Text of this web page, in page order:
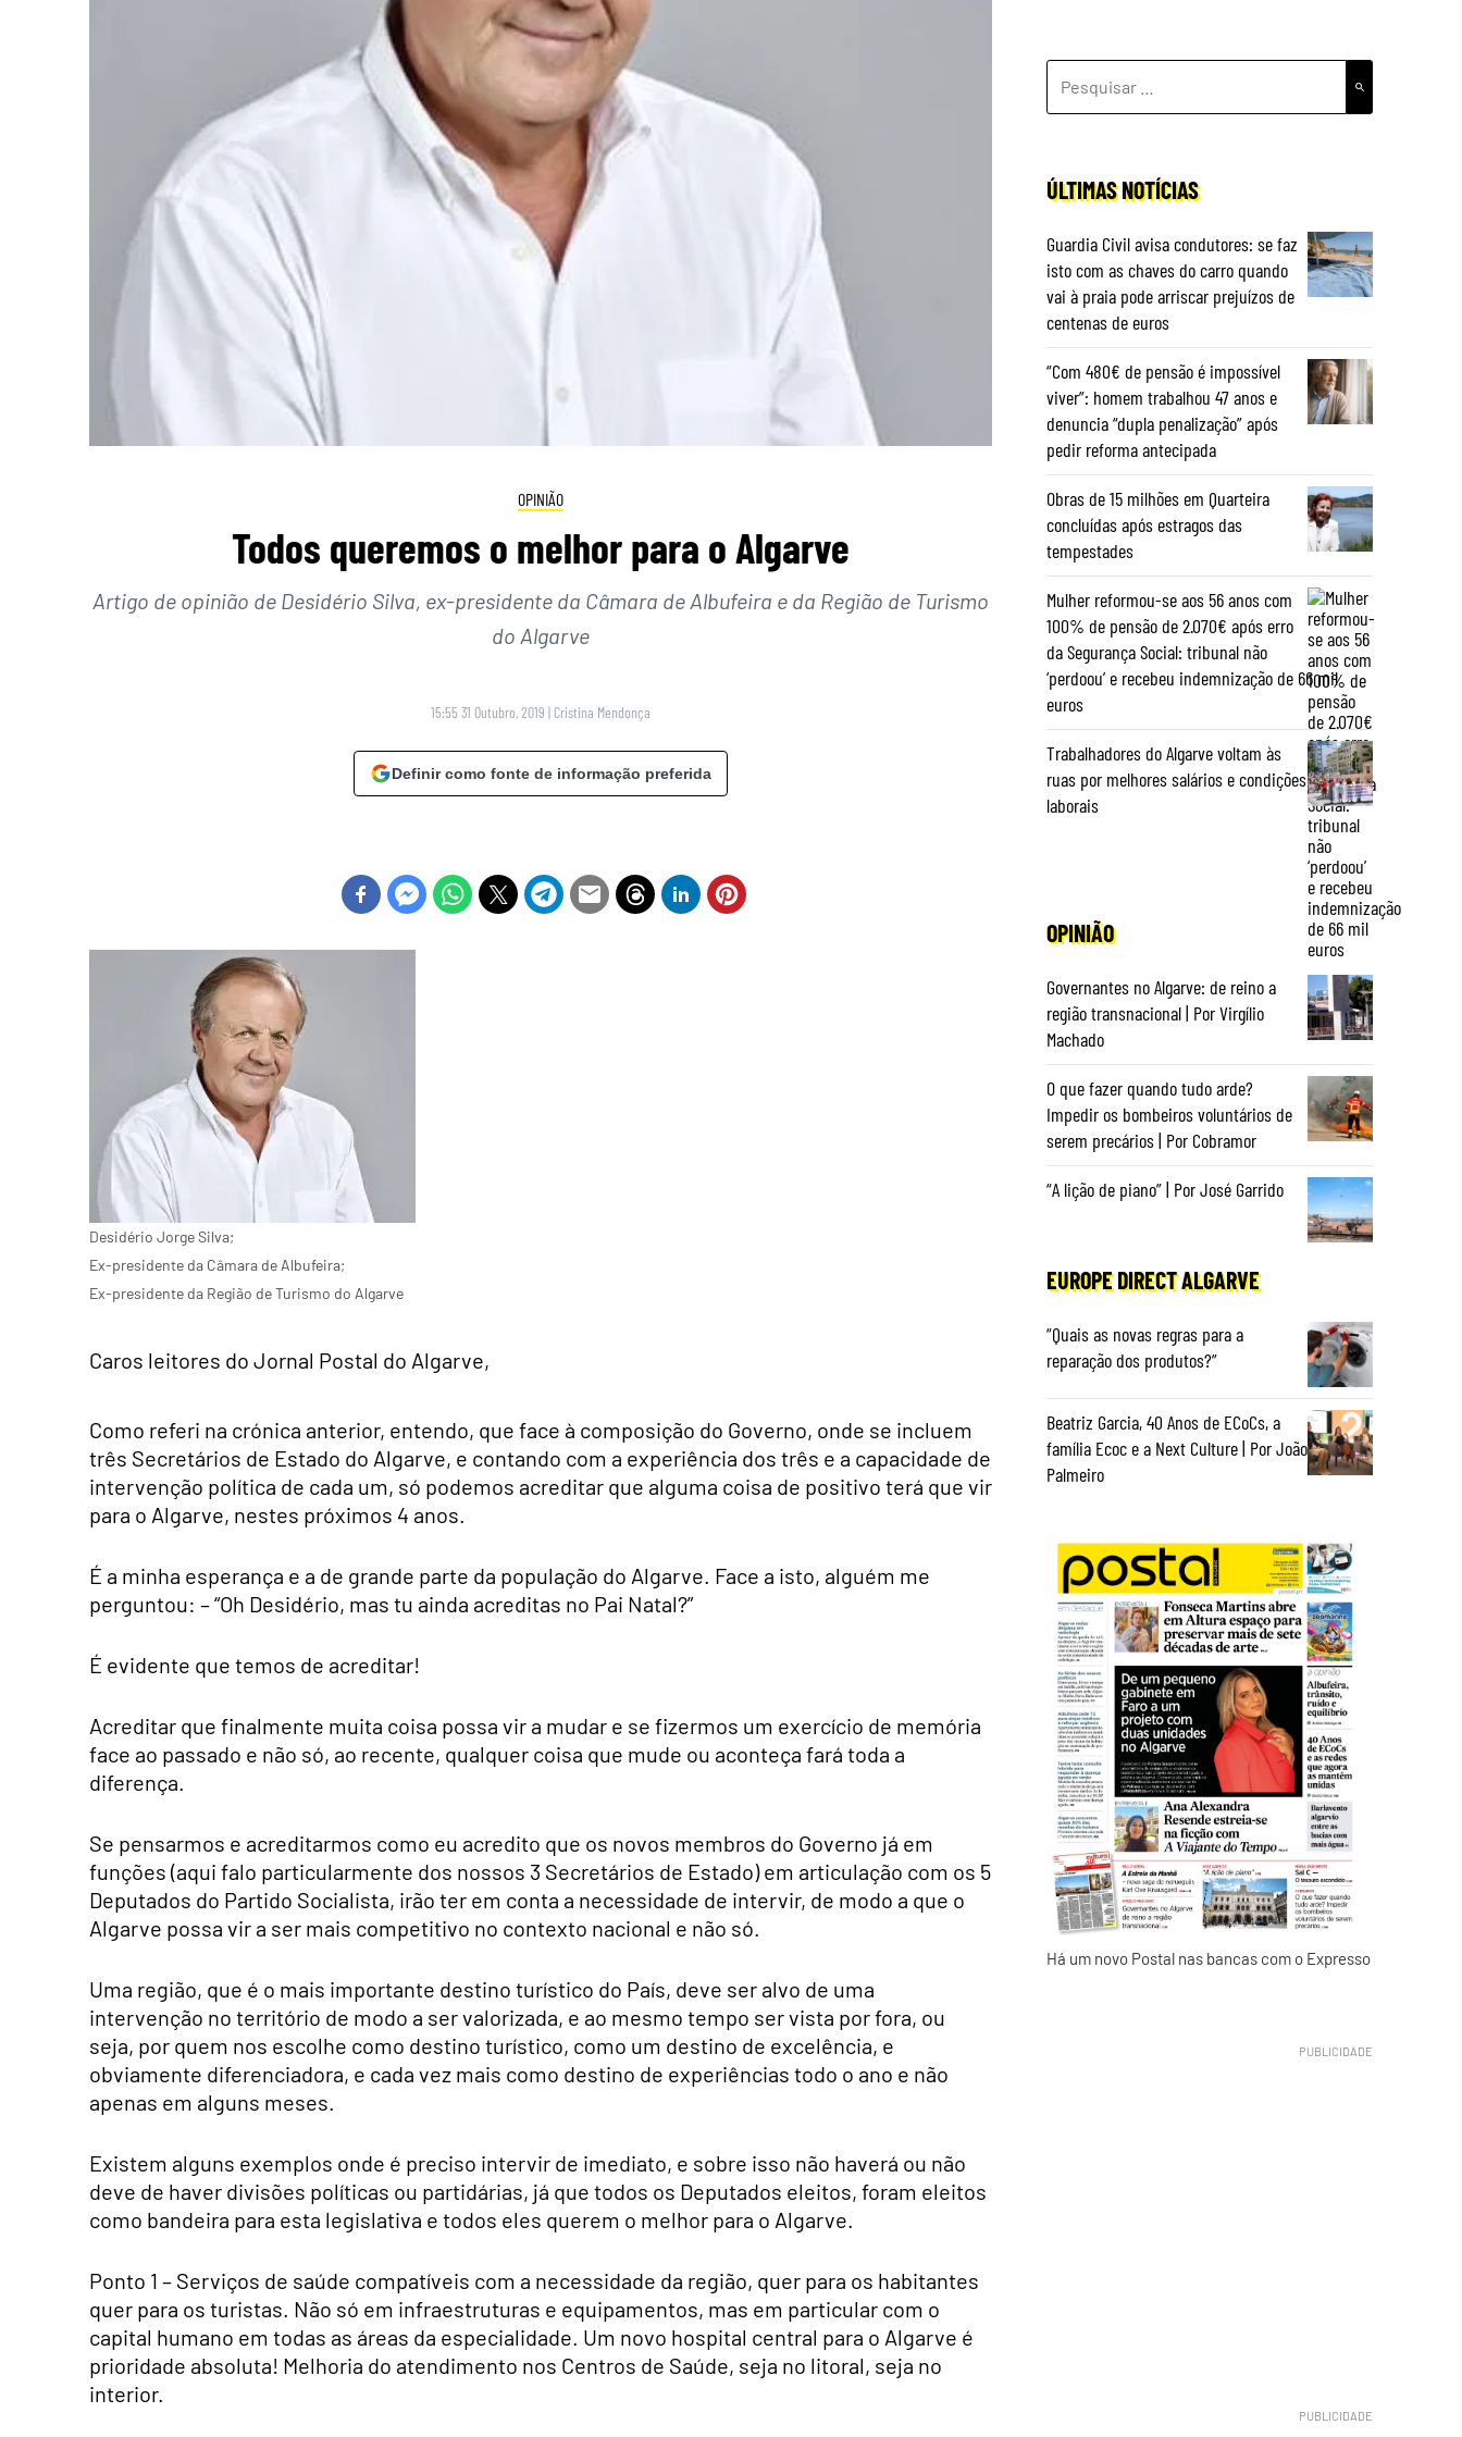
OPINIÃO
Todos queremos o melhor para o Algarve
Artigo de opinião de Desidério Silva, ex-presidente da Câmara de Albufeira e da Região de Turismo
do Algarve
15:55 31 Outubro, 2019 | Cristina Mendonça
Definir como fonte de informação preferida
Desidério Jorge Silva;
Ex-presidente da Câmara de Albufeira;
Ex-presidente da Região de Turismo do Algarve
Caros leitores do Jornal Postal do Algarve,
Como referi na crónica anterior, entendo, que face à composição do Governo, onde se incluem
três Secretários de Estado do Algarve, e contando com a experiência dos três e a capacidade de
intervenção política de cada um, só podemos acreditar que alguma coisa de positivo terá que vir
para o Algarve, nestes próximos 4 anos.
É a minha esperança e a de grande parte da população do Algarve. Face a isto, alguém me
perguntou: – “Oh Desidério, mas tu ainda acreditas no Pai Natal?”
É evidente que temos de acreditar!
Acreditar que finalmente muita coisa possa vir a mudar e se fizermos um exercício de memória
face ao passado e não só, ao recente, qualquer coisa que mude ou aconteça fará toda a
diferença.
Se pensarmos e acreditarmos como eu acredito que os novos membros do Governo já em
funções (aqui falo particularmente dos nossos 3 Secretários de Estado) em articulação com os 5
Deputados do Partido Socialista, irão ter em conta a necessidade de intervir, de modo a que o
Algarve possa vir a ser mais competitivo no contexto nacional e não só.
Uma região, que é o mais importante destino turístico do País, deve ser alvo de uma
intervenção no território de modo a ser valorizada, e ao mesmo tempo ser vista por fora, ou
seja, por quem nos escolhe como destino turístico, como um destino de excelência, e
obviamente diferenciadora, e cada vez mais como destino de experiências todo o ano e não
apenas em alguns meses.
Existem alguns exemplos onde é preciso intervir de imediato, e sobre isso não haverá ou não
deve de haver divisões políticas ou partidárias, já que todos os Deputados eleitos, foram eleitos
como bandeira para esta legislativa e todos eles querem o melhor para o Algarve.
Ponto 1 – Serviços de saúde compatíveis com a necessidade da região, quer para os habitantes
quer para os turistas. Não só em infraestruturas e equipamentos, mas em particular com o
capital humano em todas as áreas da especialidade. Um novo hospital central para o Algarve é
prioridade absoluta! Melhoria do atendimento nos Centros de Saúde, seja no litoral, seja no
interior.
POR:
ÚLTIMAS NOTÍCIAS
Guardia Civil avisa condutores: se faz
isto com as chaves do carro quando
vai à praia pode arriscar prejuízos de
centenas de euros
“Com 480€ de pensão é impossível
viver”: homem trabalhou 47 anos e
denuncia “dupla penalização” após
pedir reforma antecipada
Obras de 15 milhões em Quarteira
concluídas após estragos das
tempestades
Mulher reformou-se aos 56 anos com
100% de pensão de 2.070€ após erro
da Segurança Social: tribunal não
‘perdoou’ e recebeu indemnização de 66 mil
euros
Trabalhadores do Algarve voltam às
ruas por melhores salários e condições
laborais
OPINIÃO
Governantes no Algarve: de reino a
região transnacional | Por Virgílio
Machado
O que fazer quando tudo arde?
Impedir os bombeiros voluntários de
serem precários | Por Cobramor
“A lição de piano” | Por José Garrido
EUROPE DIRECT ALGARVE
“Quais as novas regras para a
reparação dos produtos?”
Beatriz Garcia, 40 Anos de ECoCs, a
família Ecoc e a Next Culture | Por João
Palmeiro
Há um novo Postal nas bancas com o Expresso